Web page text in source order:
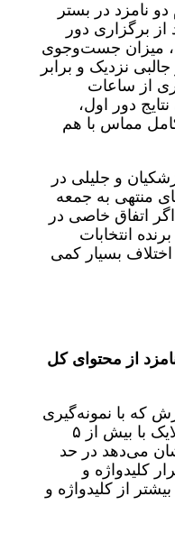
نامزد در بستر
برگزاری دور
میزان جست‌وجوی
نزدیک و برابر
از ساعات
دور اول،
مماس با هم
و جلیلی در
منتهی به جمعه
اگر اتفاق خاصی در
انتخابات
بسیار کمی
از محتوای کل
که با نمونه‌گیری
هدفمند از میان توئیت‌های پرلایک با بیش از ۵
می‌دهد در حد
تکرار کلیدواژه و
حدود ۱۰ درصد بیشتر از کلیدواژه و